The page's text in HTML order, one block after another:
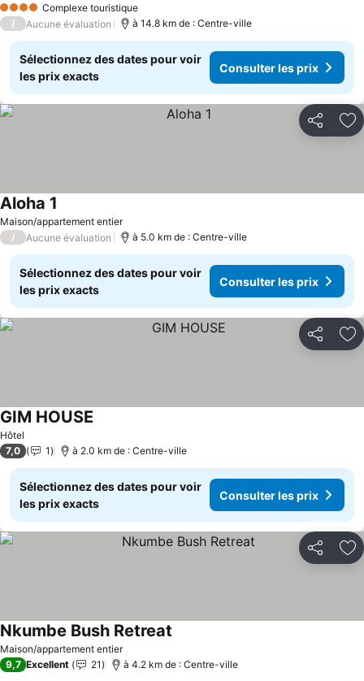
4 Étoiles Complexe touristique
/ Aucune évaluation à 14.8 km de : Centre-ville
Sélectionnez des dates pour voir
les prix exacts
Consulter les prix
Partager
Maison/appartement entier
Aloha 1
/ Aucune évaluation à 5.0 km de : Centre-ville
Sélectionnez des dates pour voir
les prix exacts
Consulter les prix
Partager
Hôtel
GIM HOUSE
7,0 1 à 2.0 km de : Centre-ville
Sélectionnez des dates pour voir
les prix exacts
Consulter les prix
Partager
Maison/appartement entier
Nkumbe Bush Retreat
9,7 Excellent 21 à 4.2 km de : Centre-ville